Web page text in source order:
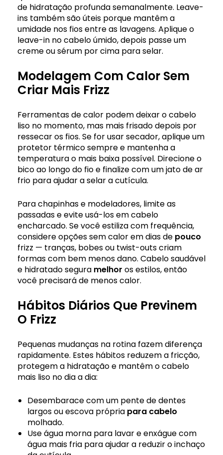
de hidratação profunda semanalmente. Leave-
ins também são úteis porque mantêm a
umidade nos fios entre as lavagens. Aplique o
leave-in no cabelo úmido, depois passe um
creme ou sérum por cima para selar.
Modelagem Com Calor Sem
Criar Mais Frizz
Ferramentas de calor podem deixar o cabelo
liso no momento, mas mais frisado depois por
ressecar os fios. Se for usar secador, aplique um
protetor térmico sempre e mantenha a
temperatura o mais baixa possível. Direcione o
bico ao longo do fio e finalize com um jato de ar
frio para ajudar a selar a cutícula.
Para chapinhas e modeladores, limite as
passadas e evite usá-los em cabelo
encharcado. Se você estiliza com frequência,
considere opções sem calor em dias de pouco
frizz — tranças, bobes ou twist-outs criam
formas com bem menos dano. Cabelo saudável
e hidratado segura melhor os estilos, então
você precisará de menos calor.
Hábitos Diários Que Previnem
O Frizz
Pequenas mudanças na rotina fazem diferença
rapidamente. Estes hábitos reduzem a fricção,
protegem a hidratação e mantêm o cabelo
mais liso no dia a dia:
Desembarace com um pente de dentes
largos ou escova própria para cabelo
molhado.
Use água morna para lavar e enxágue com
água mais fria para ajudar a reduzir o inchaço